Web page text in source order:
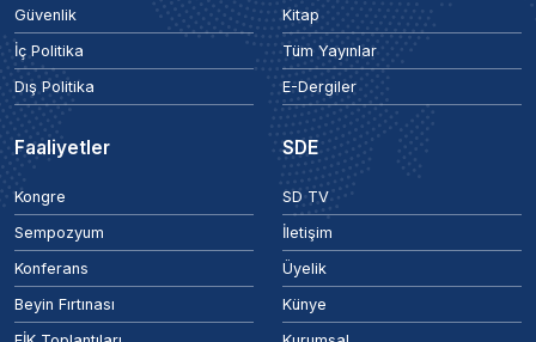
Güvenlik
İç Politika
Dış Politika
Kitap
Tüm Yayınlar
E-Dergiler
Faaliyetler
Kongre
Sempozyum
Konferans
Beyin Fırtınası
SDE
SD TV
İletişim
Üyelik
Künye